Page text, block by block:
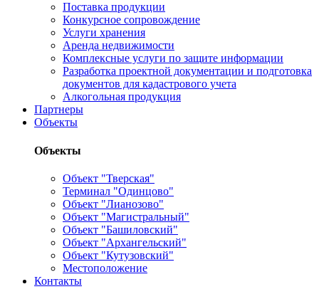
Поставка продукции
Конкурсное сопровождение
Услуги хранения
Аренда недвижимости
Комплексные услуги по защите информации
Разработка проектной документации и подготовка
документов для кадастрового учета
Алкогольная продукция
Партнеры
Объекты
Объекты
Объект "Тверская"
Терминал "Одинцово"
Объект "Лианозово"
Объект "Магистральный"
Объект "Башиловский"
Объект "Архангельский"
Объект "Кутузовский"
Местоположение
Контакты